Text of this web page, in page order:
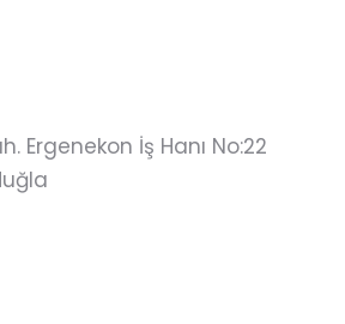
Ergenekon İş Hanı No:22